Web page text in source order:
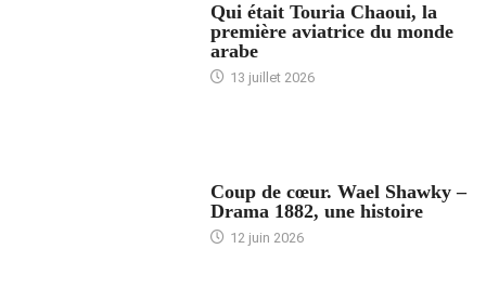
Qui était Touria Chaoui, la
première aviatrice du monde
arabe
13 juillet 2026
Coup de cœur. Wael Shawky –
Drama 1882, une histoire
12 juin 2026